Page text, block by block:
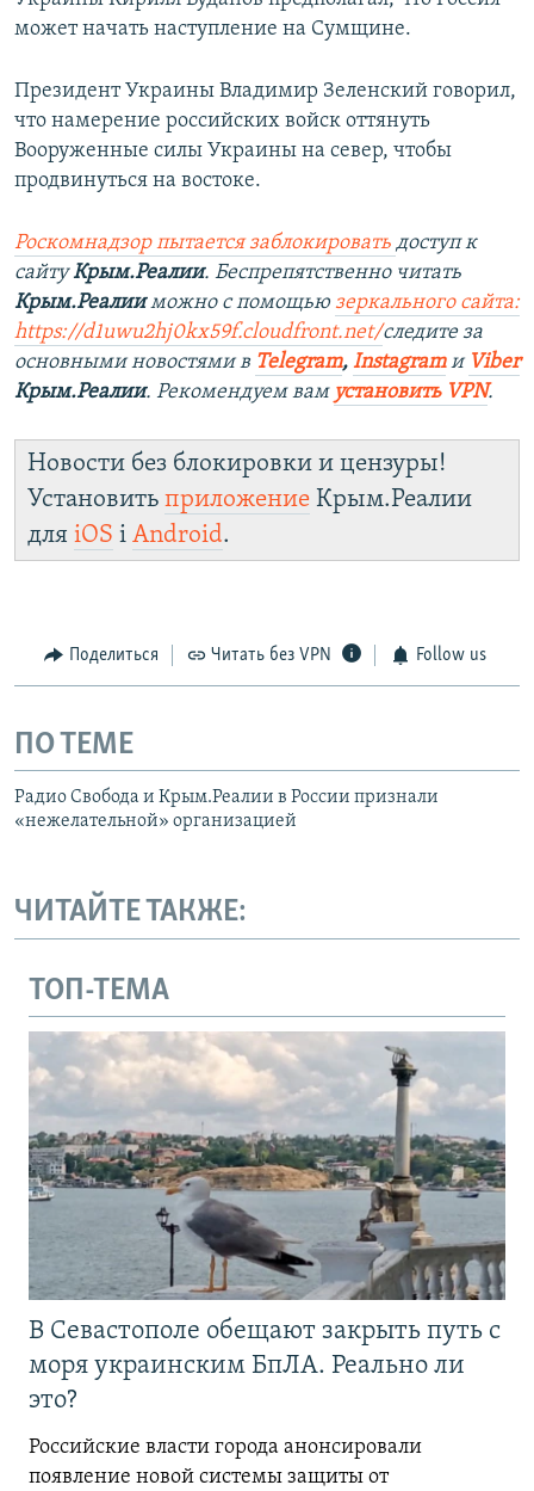
может начать наступление на Сумщине.
Президент Украины Владимир Зеленский говорил,
что намерение российских войск оттянуть
Вооруженные силы Украины на север, чтобы
продвинуться на востоке.
Роскомнадзор пытается заблокировать доступ к
сайтуКрым.Реалии. Беспрепятственно читать
Крым.Реалииможно с помощью зеркального сайта:
https://d1uwu2hj0kx59f.cloudfront.net/следите за
основными новостями в Telegram, Instagramи Viber
Крым.Реалии. Рекомендуем вам установить VPN.
Новости без блокировки и цензуры!
Установить приложение Крым.Реалии
для iOS і Android.
Поделиться Читать без VPN Follow us
ПО ТЕМЕ
Радио Свобода и Крым.Реалии в России признали
«нежелательной» организацией
ЧИТАЙТЕ ТАКЖЕ:
ТОП-ТЕМА
В Севастополе обещают закрыть путь с
моря украинским БпЛА. Реально ли
это?
Российские власти города анонсировали
появление новой системы защиты от